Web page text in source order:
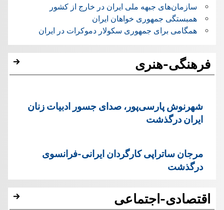
سازمان‌های جبهه ملی ایران در خارج از کشور
همبستگی جمهوری خواهان ایران
همگامی برای جمهوری سکولار دموکرات در ایران
فرهنگی-هنری
شهرنوش پارسی‌پور، صدای جسور ادبیات زنان
ایران درگذشت
مرجان ساتراپی کارگردان ایرانی-فرانسوی
درگذشت
اقتصادی-اجتماعی